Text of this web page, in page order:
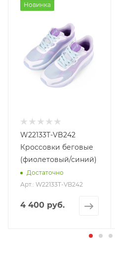
Новинка
W22133T-VB242
Кроссовки беговые
(фиолетовый/синий)
Достаточно
Арт.: W22133T-VB242
4 400 руб.